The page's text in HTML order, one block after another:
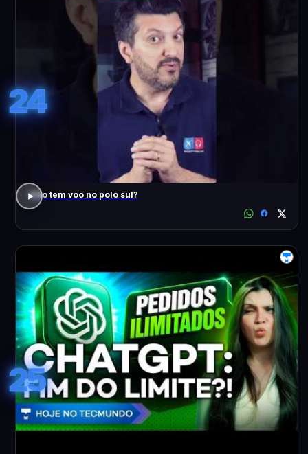
24
Não tem voo no polo sul?
25